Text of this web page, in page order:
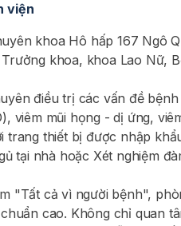
viện
khoa Hô hấp 167 Ngô
khoa, khoa Lao Nữ,
điều trị các vấn đề
viêm mũi họng - dị ứng,
trang thiết bị được nhập
tại nhà hoặc Xét nghiệm
"Tất cả vì người bệnh",
cao. Không chỉ quan